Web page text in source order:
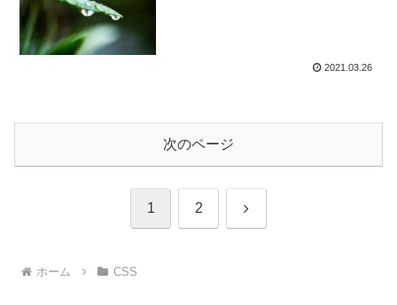
2021.03.26
次のページ
1 2 次
ホーム CSS